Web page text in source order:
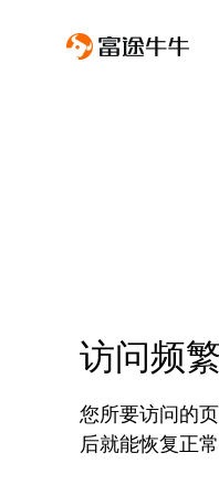
访问频
您所要访问的
后就能恢复正常